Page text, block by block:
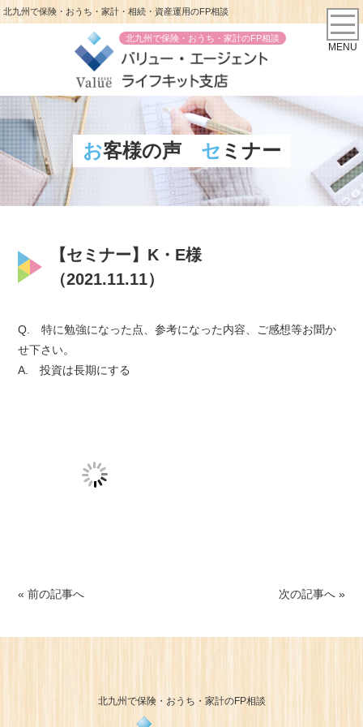
北九州で保険・おうち・家計・相続・資産運用のFP相談
北九州で保険・おうち・家計のFP相談
MENU
お客様の声 セミナー
【セミナー】K・E様
（2021.11.11）
Q. 特に勉強になった点、参考になった内容、ご感想等お聞か
せ下さい。
A. 投資は長期にする
« 前の記事へ 次の記事へ »
北九州で保険・おうち・家計のFP相談